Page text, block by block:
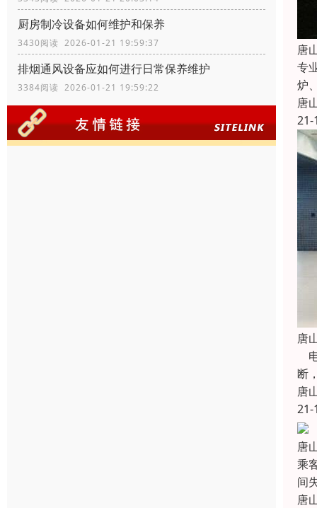
厨房制冷设备如何维护和保养
3430阅读 2026-01-21 19:59:37
排烟通风设备应如何进行日常保养维护
3384阅读 2026-01-21 19:59:22
唐
专
炉
唐
21-
唐
断
唐
21-
唐
乘
间
唐